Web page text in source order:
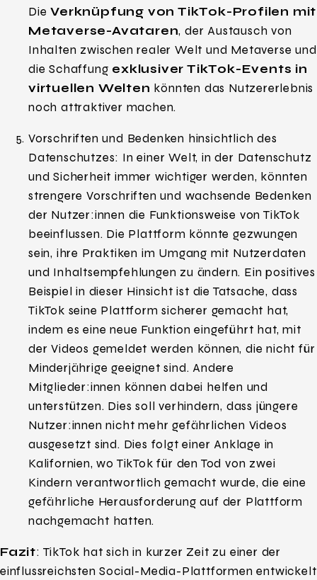
DieVerknüpfung von TikTok-Profilen mit
Metaverse-Avataren, der Austausch von
Inhalten zwischen realer Welt und Metaverse und
die Schaffung exklusiver TikTok-Events in
virtuellen Welten könnten das Nutzererlebnis
noch attraktiver machen.
Vorschriften und Bedenken hinsichtlich des
Datenschutzes: In einer Welt, in der Datenschutz
und Sicherheit immer wichtiger werden, könnten
strengere Vorschriften und wachsende Bedenken
der Nutzer:innen die Funktionsweise von TikTok
beeinflussen. Die Plattform könnte gezwungen
sein, ihre Praktiken im Umgang mit Nutzerdaten
und Inhaltsempfehlungen zu ändern. Ein positives
Beispiel in dieser Hinsicht ist die Tatsache, dass
TikTok seine Plattform sicherer gemacht hat,
indem es eine neue Funktion eingeführt hat, mit
der Videos gemeldet werden können, die nicht für
Minderjährige geeignet sind. Andere
Mitglieder:innen können dabei helfen und
unterstützen. Dies soll verhindern, dass jüngere
Nutzer:innen nicht mehr gefährlichen Videos
ausgesetzt sind. Dies folgt einer Anklage in
Kalifornien, wo TikTok für den Tod von zwei
Kindern verantwortlich gemacht wurde, die eine
gefährliche Herausforderung auf der Plattform
nachgemacht hatten.
Fazit: TikTok hat sich in kurzer Zeit zu einer der
einflussreichsten Social-Media-Plattformen entwickelt